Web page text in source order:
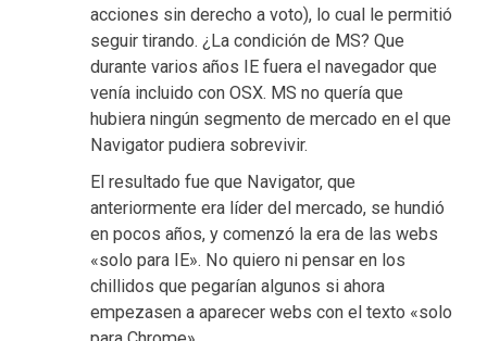
acciones sin derecho a voto), lo cual le permitió
seguir tirando. ¿La condición de MS? Que
durante varios años IE fuera el navegador que
venía incluido con OSX. MS no quería que
hubiera ningún segmento de mercado en el que
Navigator pudiera sobrevivir.
El resultado fue que Navigator, que
anteriormente era líder del mercado, se hundió
en pocos años, y comenzó la era de las webs
«solo para IE». No quiero ni pensar en los
chillidos que pegarían algunos si ahora
empezasen a aparecer webs con el texto «solo